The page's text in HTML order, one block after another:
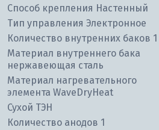
Способ крепления Настенный
Тип управления Электронное
Количество внутренних баков 1
Материал внутреннего бака
нержавеющая сталь
Материал нагревательного
элемента WaveDryHeat
Сухой ТЭН
Количество анодов 1